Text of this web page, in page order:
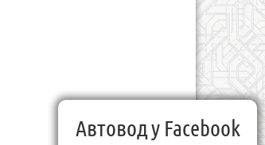
Автовод у Facebook